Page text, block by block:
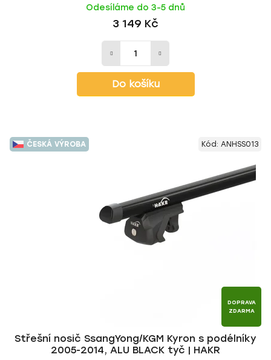
Odesíláme do 3-5 dnů
3 149 Kč
Do košíku
ČESKÁ VÝROBA
DOPRAVA
ZDARMA
Střešní nosič SsangYong/KGM Kyron s podélníky
2005-2014, ALU BLACK tyč | HAKR
Kód: ANHSS013